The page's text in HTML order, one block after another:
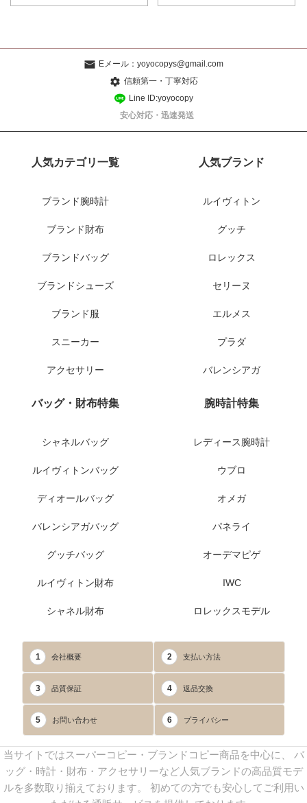
Eメール： yoyocopys@gmail.com
信頼第一・丁寧対応
Line ID:yoyocopy
安心対応・迅速発送
人気カテゴリ一覧
ブランド腕時計
ブランド財布
ブランドバッグ
ブランドシューズ
ブランド服
スニーカー
アクセサリー
人気ブランド
ルイヴィトン
グッチ
ロレックス
セリーヌ
エルメス
プラダ
バレンシアガ
バッグ・財布特集
シャネルバッグ
ルイヴィトンバッグ
ディオールバッグ
バレンシアガバッグ
グッチバッグ
ルイヴィトン財布
シャネル財布
腕時計特集
レディース腕時計
ウブロ
オメガ
パネライ
オーデマピゲ
IWC
ロレックスモデル
1 会社概要 2 支払い方法
3 品質保証 4 返品交換
5 お問い合わせ 6 プライバシー
当サイトではスーパーコピー・ブランドコピー商品を中心に、 バ
ッグ・時計・財布・アクセサリーなど人気ブランドの高品質モデ
ルを多数取り揃えております。 初めての方でも安心してご利用い